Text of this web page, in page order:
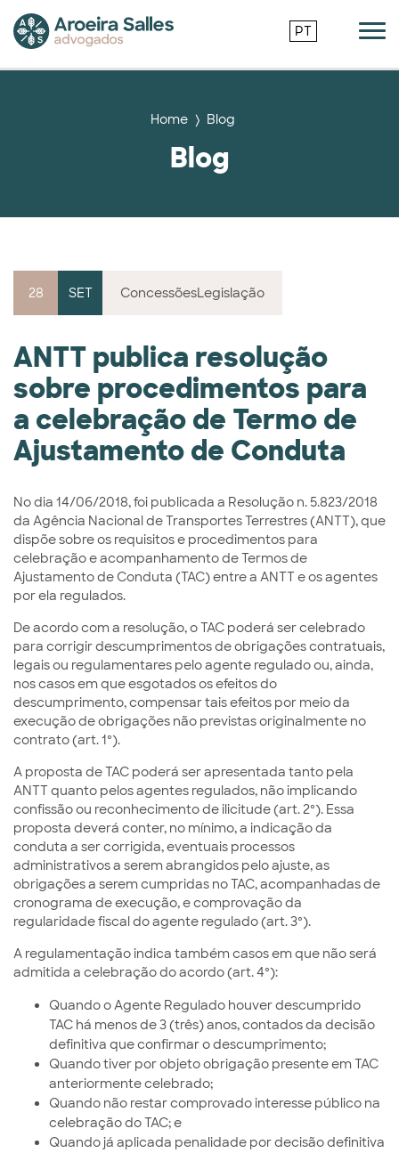
PT
Home Blog
Blog
28 SET ConcessõesLegislação
ANTT publica resolução
sobre procedimentos para
a celebração de Termo de
Ajustamento de Conduta
No dia 14/06/2018, foi publicada a Resolução n. 5.823/2018
da Agência Nacional de Transportes Terrestres (ANTT), que
dispõe sobre os requisitos e procedimentos para
celebração e acompanhamento de Termos de
Ajustamento de Conduta (TAC) entre a ANTT e os agentes
por ela regulados.
De acordo com a resolução, o TAC poderá ser celebrado
para corrigir descumprimentos de obrigações contratuais,
legais ou regulamentares pelo agente regulado ou, ainda,
nos casos em que esgotados os efeitos do
descumprimento, compensar tais efeitos por meio da
execução de obrigações não previstas originalmente no
contrato (art. 1º).
A proposta de TAC poderá ser apresentada tanto pela
ANTT quanto pelos agentes regulados, não implicando
confissão ou reconhecimento de ilicitude (art. 2º). Essa
proposta deverá conter, no mínimo, a indicação da
conduta a ser corrigida, eventuais processos
administrativos a serem abrangidos pelo ajuste, as
obrigações a serem cumpridas no TAC, acompanhadas de
cronograma de execução, e comprovação da
regularidade fiscal do agente regulado (art. 3º).
A regulamentação indica também casos em que não será
admitida a celebração do acordo (art. 4º):
Quando o Agente Regulado houver descumprido
TAC há menos de 3 (três) anos, contados da decisão
definitiva que confirmar o descumprimento;
Quando tiver por objeto obrigação presente em TAC
anteriormente celebrado;
Quando não restar comprovado interesse público na
celebração do TAC; e
Quando já aplicada penalidade por decisão definitiva